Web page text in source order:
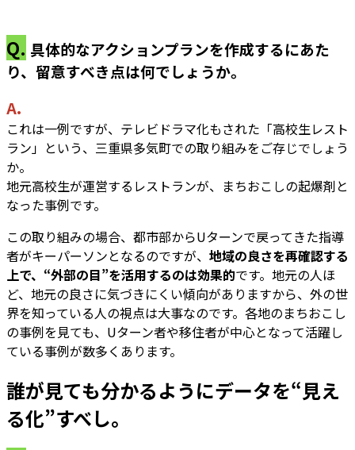
Q. 具体的なアクションプランを作成するにあた
り、留意すべき点は何でしょうか。
A.
これは一例ですが、テレビドラマ化もされた「高校生レスト
ラン」という、三重県多気町での取り組みをご存じでしょう
か。
地元高校生が運営するレストランが、まちおこしの起爆剤と
なった事例です。
この取り組みの場合、都市部からUターンで戻ってきた指導
者がキーパーソンとなるのですが、 地域の良さを再確認する
上で、“外部の目”を活用するのは効果的です。地元の人ほ
ど、地元の良さに気づきにくい傾向がありますから、外の世
界を知っている人の視点は大事なのです。各地のまちおこし
の事例を見ても、Uターン者や移住者が中心となって活躍し
ている事例が数多くあります。
誰が見ても分かるようにデータを“見え
る化”すべし。